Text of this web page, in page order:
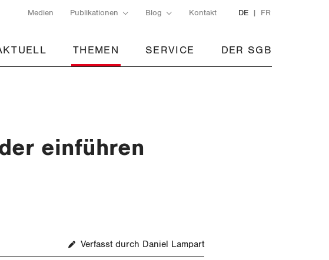
Medien Publikationen Blog Kontakt DE FR
THEMEN SERVICE DER SGB
einführen
Verfasst durch Daniel Lampart